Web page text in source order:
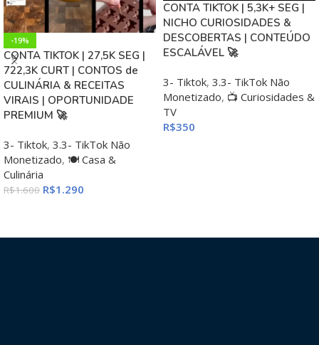
-19%
CONTA TIKTOK | 27,5K SEG |
722,3K CURT | CONTOS de
CULINÁRIA & RECEITAS
VIRAIS | OPORTUNIDADE
PREMIUM 🚀
3- Tiktok, 3.3- TikTok Não
Monetizado, 🍽️ Casa &
Culinária
R$1.600 R$1.290
CONTA TIKTOK | 5,3K+ SEG |
NICHO CURIOSIDADES &
DESCOBERTAS | CONTEÚDO
ESCALÁVEL 🚀
3- Tiktok, 3.3- TikTok Não
Monetizado, 📺 Curiosidades &
TV
R$350